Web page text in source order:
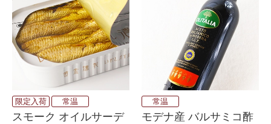
限定入荷 常温
スモーク オイルサーデ
常温
モデナ産 バルサミコ酢